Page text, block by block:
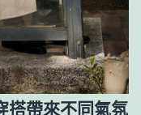
搭帶來不同氣氛